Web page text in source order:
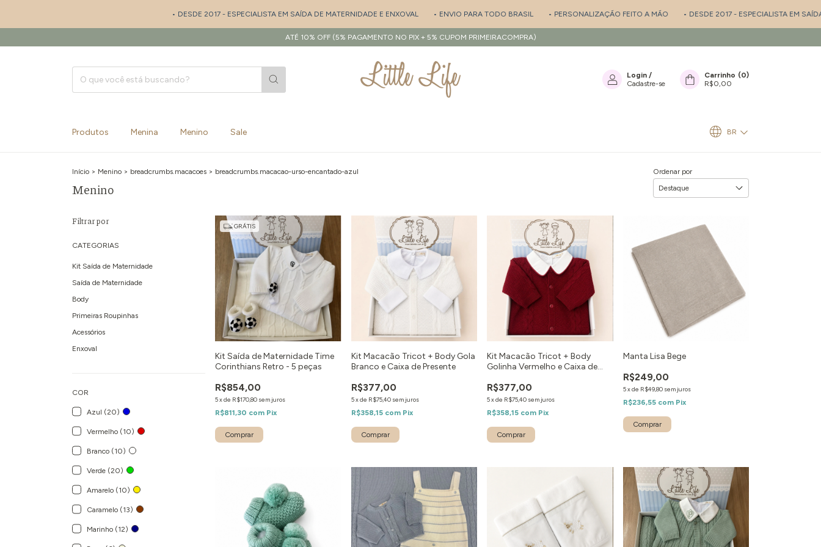
• DESDE 2017 - ESPECIALISTA EM SAÍDA DE MATERNIDADE E ENXOVAL • ENVIO PARA TODO BRASIL • PERSONALIZAÇÃO FEITO A MÃO • DESDE 2017 - ESPECIALISTA EM SAÍDA DE
ATÉ 10% OFF (5% PAGAMENTO NO PIX + 5% CUPOM PRIMEIRACOMPRA)
Login /
Cadastre-se
Carrinho (0)
R$0,00
Produtos Menina Menino Sale BR
Início > Menino > breadcrumbs.macacoes > breadcrumbs.macacao-urso-encantado-azul
Menino
Ordenar por
Filtrar por
CATEGORIAS
Kit Saída de Maternidade
Saída de Maternidade
Body
Primeiras Roupinhas
Acessórios
Enxoval
COR
Azul (20)
Vermelho (10)
Branco (10)
Verde (20)
Amarelo (10)
Caramelo (13)
Marinho (12)
GRÁTIS
Kit Saída de Maternidade Time
Corinthians Retro - 5 peças
R$854,00
5xde R$170,80 sem juros
R$811,30 com Pix
Comprar
Kit Macacão Tricot + Body Gola
Branco e Caixa de Presente
R$377,00
5xde R$75,40 sem juros
R$358,15 com Pix
Comprar
Kit Macacão Tricot + Body
Golinha Vermelho e Caixa de
R$377,00
5xde R$75,40 sem juros
R$358,15 com Pix
Comprar
Manta Lisa Bege
R$249,00
5xde R$49,80 sem juros
R$236,55 com Pix